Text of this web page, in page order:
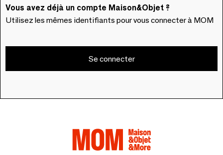
Vous avez déjà un compte Maison&Objet ?
Utilisez les mêmes identifiants pour vous connecter à MOM
Se connecter